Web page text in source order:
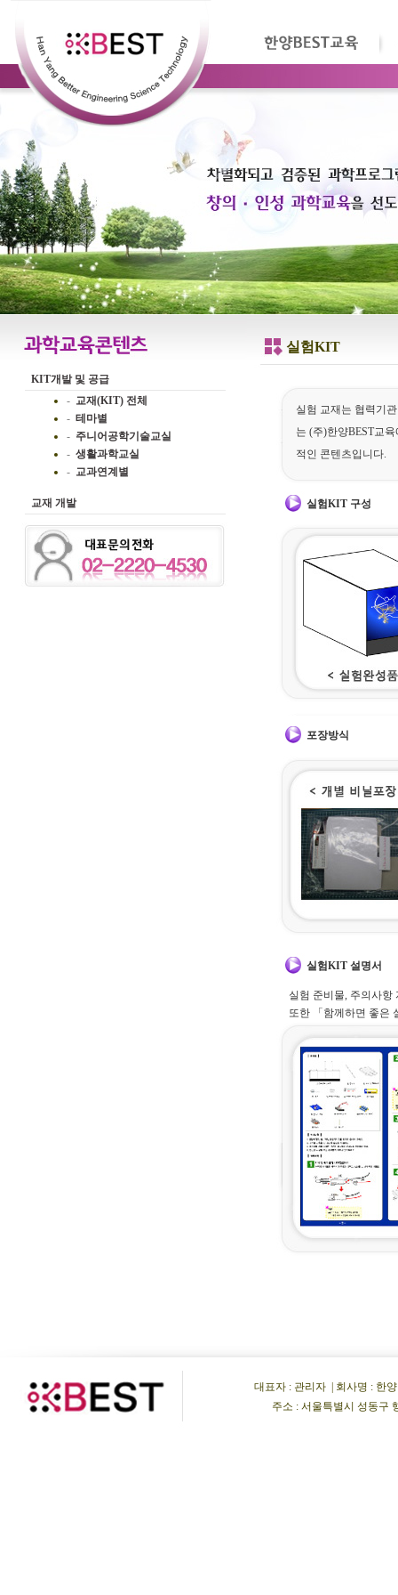
KIT개발 및 공급
- 교재(KIT) 전체
- 테마별
- 주니어공학기술교실
- 생활과학교실
- 교과연계별
교재 개발
실험KIT
실험 교재는 협력기
는 (주)한양BEST교
적인 콘텐츠입니다.
실험KIT 구성
포장방식
실험KIT 설명서
실험 준비물, 주의사항
또한 「함께하면 좋은
대표자 : 관리자 | 회사명 : 한양
주소 : 서울특별시 성동구